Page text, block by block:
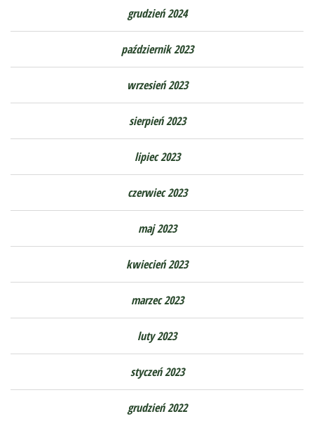
grudzień 2024
październik 2023
wrzesień 2023
sierpień 2023
lipiec 2023
czerwiec 2023
maj 2023
kwiecień 2023
marzec 2023
luty 2023
styczeń 2023
grudzień 2022